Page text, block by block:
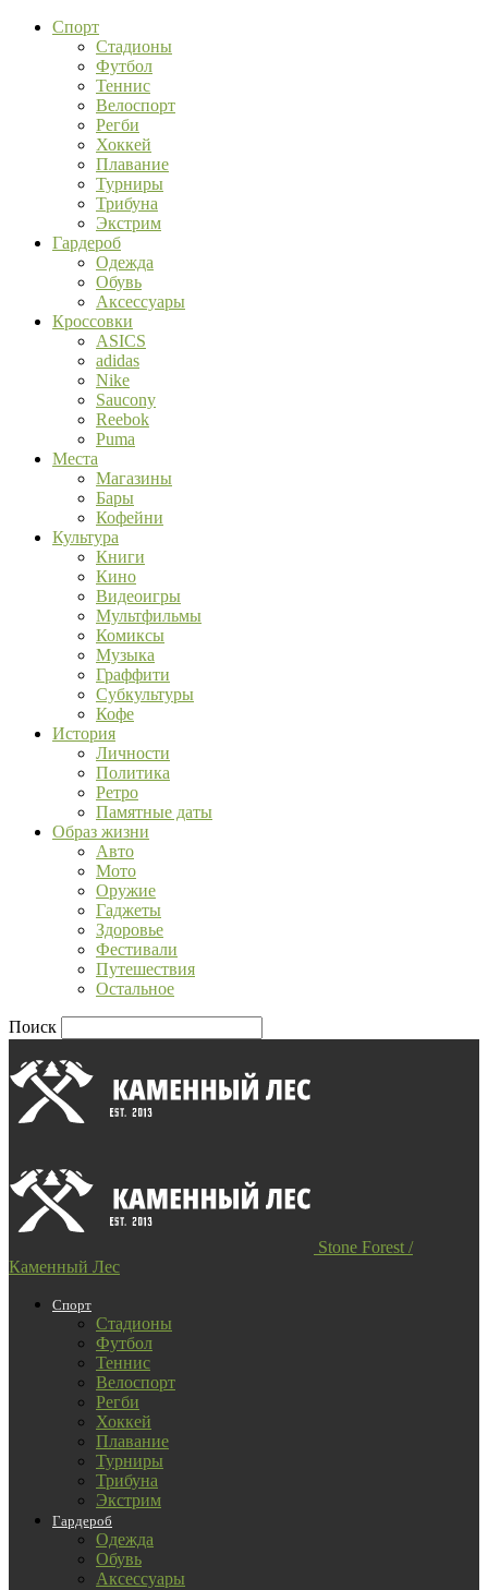
Спорт
Стадионы
Футбол
Теннис
Велоспорт
Регби
Хоккей
Плавание
Турниры
Трибуна
Экстрим
Гардероб
Одежда
Обувь
Аксессуары
Кроссовки
ASICS
adidas
Nike
Saucony
Reebok
Puma
Места
Магазины
Бары
Кофейни
Культура
Книги
Кино
Видеоигры
Мультфильмы
Комиксы
Музыка
Граффити
Субкультуры
Кофе
История
Личности
Политика
Ретро
Памятные даты
Образ жизни
Авто
Мото
Оружие
Гаджеты
Здоровье
Фестивали
Путешествия
Остальное
Поиск
Stone Forest /
Каменный Лес
Спорт
Стадионы
Футбол
Теннис
Велоспорт
Регби
Хоккей
Плавание
Турниры
Трибуна
Экстрим
Гардероб
Одежда
Обувь
Аксессуары